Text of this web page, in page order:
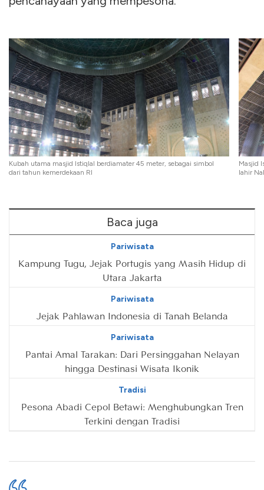
Kubah utama masjid Istiqlal berdiamater 45 meter, sebagai simbol
dari tahun kemerdekaan RI
Masjid
lahir
Baca juga
Pariwisata
Kampung Tugu, Jejak Portugis yang Masih Hidup di
Utara Jakarta
Pariwisata
Jejak Pahlawan Indonesia di Tanah Belanda
Pariwisata
Pantai Amal Tarakan: Dari Persinggahan Nelayan
hingga Destinasi Wisata Ikonik
Tradisi
Pesona Abadi Cepol Betawi: Menghubungkan Tren
Terkini dengan Tradisi